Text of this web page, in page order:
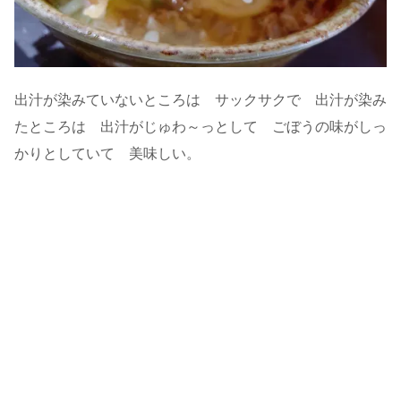
出汁が染みていないところは サックサクで 出汁が染み
たところは 出汁がじゅわ～っとして ごぼうの味がしっ
かりとしていて 美味しい。